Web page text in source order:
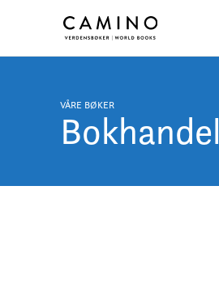
VÅRE BØKER
Bokhandel